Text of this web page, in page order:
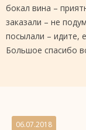
бокал вина –
заказали – не
посылали – идите,
Большое спасибо
06.07.2018